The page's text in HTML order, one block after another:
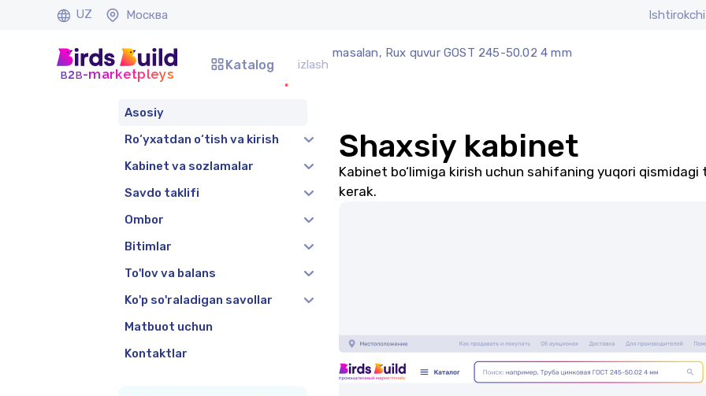
UZ Москва
b2b-marketpleys
Katalog
masalan, Rux quvur GOST 245-50.02 4 mm
Asosiy
Ro‘yxatdan o‘tish va kirish
Kabinet va sozlamalar
Savdo taklifi
Ombor
Bitimlar
To'lov va balans
Ko'p so'raladigan savollar
Matbuot uchun
Kontaktlar
Shaxsiy kabinet
Kabinet bo‘limiga kirish uchun sahifaning yuqori
kerak.